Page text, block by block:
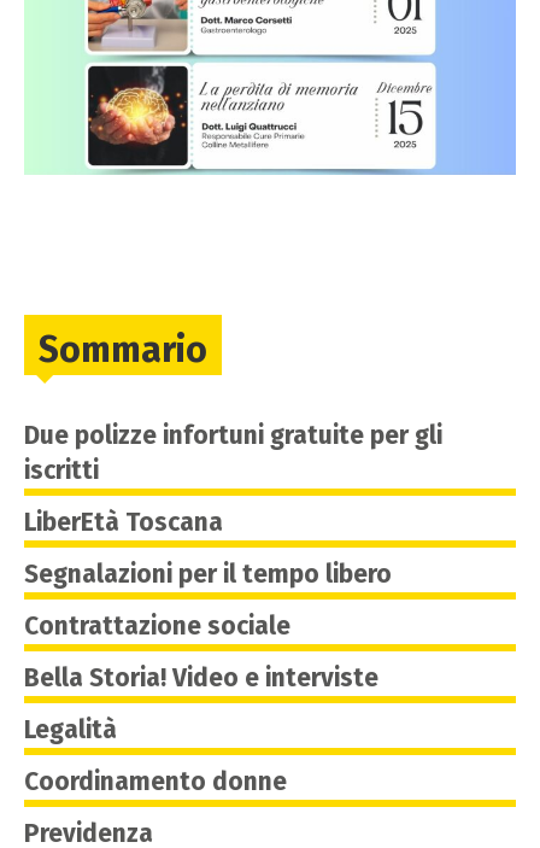
Sommario
Due polizze infortuni gratuite per gli
iscritti
LiberEtà Toscana
Segnalazioni per il tempo libero
Contrattazione sociale
Bella Storia! Video e interviste
Legalità
Coordinamento donne
Previdenza